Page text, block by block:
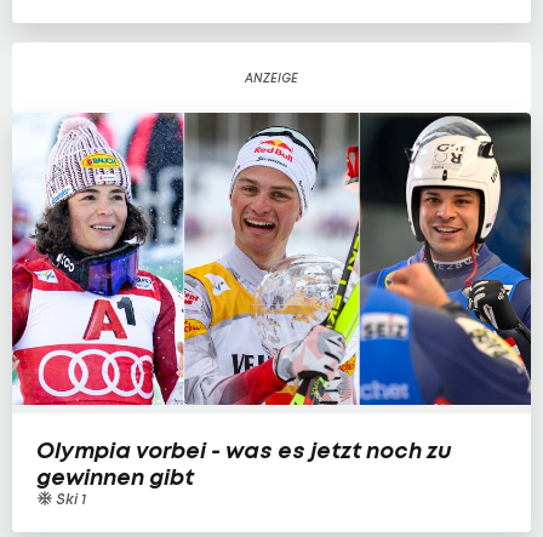
Olympia vorbei - was es jetzt noch zu
gewinnen gibt
Ski 1